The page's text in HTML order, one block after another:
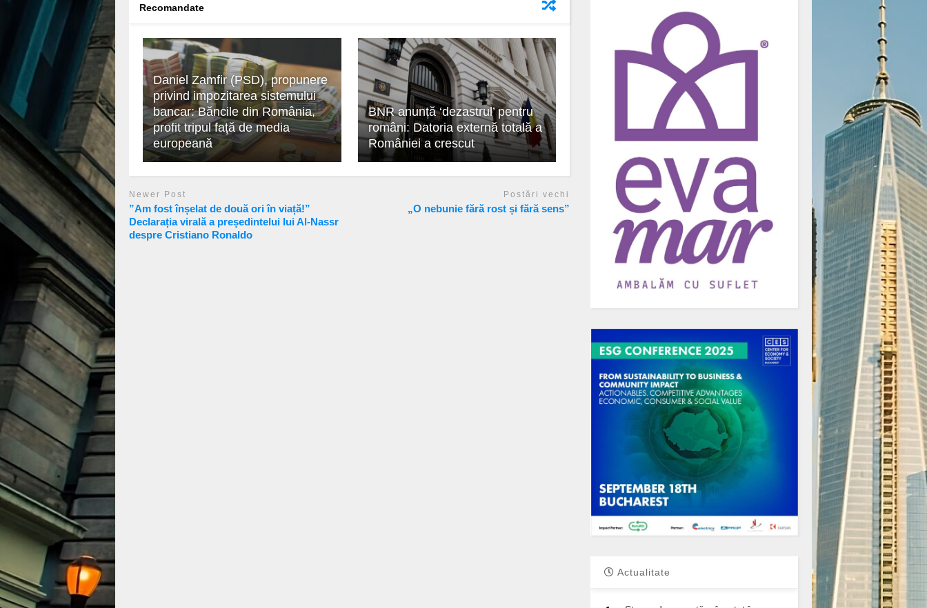
Recomandate
Daniel Zamfir (PSD), propunere
privind impozitarea sistemului
bancar: Băncile din România,
profit tripul faţă de media
europeană
BNR anunță ‘dezastrul’ pentru
români: Datoria externă totală a
României a crescut
Newer Post
”Am fost înșelat de două ori în viață!”
Declarația virală a președintelui lui Al-Nassr
despre Cristiano Ronaldo
Postări vechi
„O nebunie fără rost și fără sens”
Actualitate